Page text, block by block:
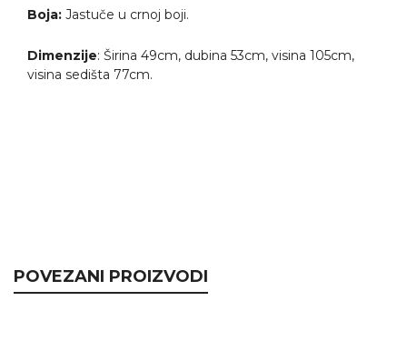
Boja: Jastuče u crnoj boji.
Dimenzije: Širina 49cm, dubina 53cm, visina 105cm,
visina sedišta 77cm.
POVEZANI PROIZVODI